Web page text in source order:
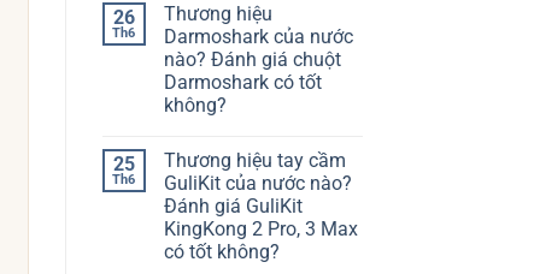
của
nước
nào?
Đánh
giá
Chilkey
ND75
không?
bình
luận
ở
Thương
hiệu
bàn
phím
nước
nào?
Đánh
giá
Kzzi
K75
có
tốt
26
Th6
Thương hiệu
Darmoshark của nước
nào? Đánh giá chuột
Darmoshark có tốt
không?
bình
luận
ở
Thương
hiệu
Darmoshark
của
25
Th6
Thương hiệu tay cầm
GuliKit của nước nào?
Đánh giá GuliKit
KingKong 2 Pro, 3 Max
có tốt không?